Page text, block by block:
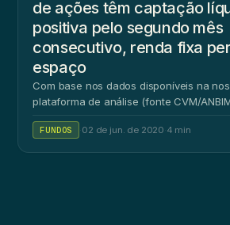
de ações têm captação
positiva pelo segundo mês
consecutivo, renda fixa
espaço
Com base nos dados disponíveis na
plataforma de análise (fonte CVM/
FUNDOS 02 de jun. de 2020 4 min